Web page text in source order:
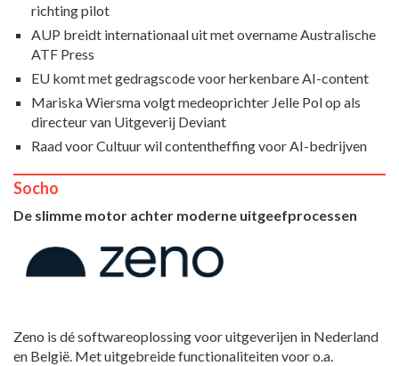
richting pilot
AUP breidt internationaal uit met overname Australische
ATF Press
EU komt met gedragscode voor herkenbare AI-content
Mariska Wiersma volgt medeoprichter Jelle Pol op als
directeur van Uitgeverij Deviant
Raad voor Cultuur wil contentheffing voor AI-bedrijven
Socho
De slimme motor achter moderne uitgeefprocessen
Zeno is dé softwareoplossing voor uitgeverijen in Nederland
en België. Met uitgebreide functionaliteiten voor o.a.